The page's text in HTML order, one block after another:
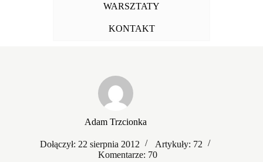
WARSZTATY
KONTAKT
Adam Trzcionka
Dołączył: 22 sierpnia 2012
Artykuły: 72
Komentarze: 70